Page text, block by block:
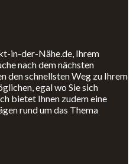
in-der-Nähe.de, Ihrem
nach dem nächsten
den schnellsten Weg zu Ihrem
egal wo Sie sich
bietet Ihnen zudem eine
rund um das Thema